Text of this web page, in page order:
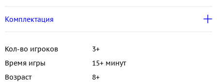
Комплектация
Кол-во игроков
3+
Время игры
15+ минут
Возраст
8+